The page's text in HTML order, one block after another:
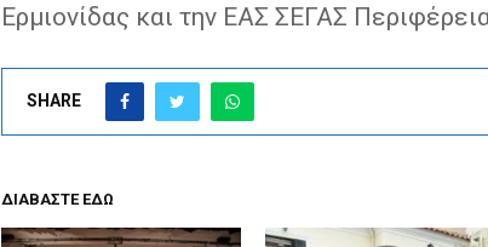
Ερμιονίδας και την ΕΑΣ ΣΕΓΑΣ
SHARE
ΔΙΑΒΑΣΤΕ ΕΔΩ